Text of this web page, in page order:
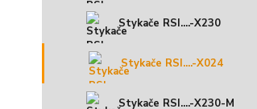
Stykače RSI....-X230
Stykače RSI....-X024
Stykače RSI....-X230-M